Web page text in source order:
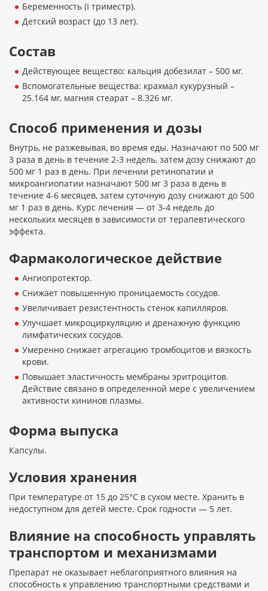
Беременность (I триместр).
Детский возраст (до 13 лет).
Состав
Действующее вещество: кальция добезилат – 500 мг.
Вспомогательные вещества: крахмал кукурузный –
25.164 мг, магния стеарат – 8.326 мг.
Способ применения и дозы
Внутрь, не разжевывая, во время еды. Назначают по 500 мг
3 раза в день в течение 2-3 недель, затем дозу снижают до
500 мг 1 раз в день. При лечении ретинопатии и
микроангиопатии назначают 500 мг 3 раза в день в
течение 4-6 месяцев, затем суточную дозу снижают до 500
мг 1 раз в день. Курс лечения — от 3-4 недель до
нескольких месяцев в зависимости от терапевтического
эффекта.
Фармакологическое действие
Ангиопротектор.
Снижает повышенную проницаемость сосудов.
Увеличивает резистентность стенок капилляров.
Улучшает микроциркуляцию и дренажную функцию
лимфатических сосудов.
Умеренно снижает агрегацию тромбоцитов и вязкость
крови.
Повышает эластичность мембраны эритроцитов.
Действие связано в определенной мере с увеличением
активности кининов плазмы.
Форма выпуска
Капсулы.
Условия хранения
При температуре от 15 до 25°С в сухом месте. Хранить в
недоступном для детей месте. Срок годности — 5 лет.
Влияние на способность управлять
транспортом и механизмами
Препарат не оказывает неблагоприятного влияния на
способность к управлению транспортными средствами и